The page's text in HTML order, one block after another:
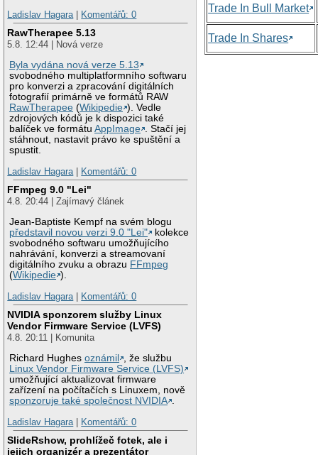
Ladislav Hagara
Komentářů: 0
RawTherapee 5.13
5.8. 12:44 | Nová verze
Byla vydána nová verze 5.13
svobodného multiplatformního softwaru
pro konverzi a zpracování digitálních
fotografií primárně ve formátů RAW
RawTherapee (Wikipedie ). Vedle
zdrojových kódů je k dispozici také
balíček ve formátuAppImage . Stačí jej
stáhnout, nastavit právo ke spuštění a
spustit.
Ladislav Hagara
Komentářů: 0
FFmpeg 9.0 "Lei"
4.8. 20:44 | Zajímavý článek
Jean-Baptiste Kempf na svém blogu
představil novou verzi 9.0 "Lei"
kolekce
svobodného softwaru umožňujícího
nahrávání, konverzi a streamovaní
digitálního zvuku a obrazu FFmpeg
(Wikipedie ).
Ladislav Hagara
Komentářů: 0
NVIDIA sponzorem služby Linux
Vendor Firmware Service (LVFS)
4.8. 20:11 | Komunita
Richard Hughesoznámil
, že službu
Linux Vendor Firmware Service (LVFS)
umožňující aktualizovat firmware
zařízení na počítačích s Linuxem, nově
sponzoruje také společnost NVIDIA .
Ladislav Hagara | Komentářů: 0
SlideRshow, prohlížeč fotek, ale i
jejich organizér a prezentátor
Trade In Bull Market
Trade In Shares